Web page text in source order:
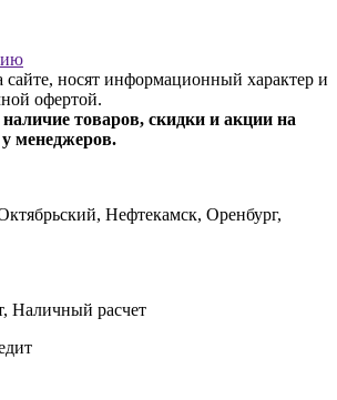
носят информационный характер и
офертой.
товаров, скидки и акции на
менеджеров.
Нефтекамск, Оренбург,
Наличный расчет